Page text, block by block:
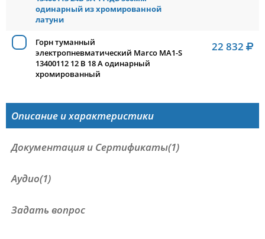
одинарный из хромированной
латуни
Горн туманный
электропневматический Marco MA1-S
13400112 12 В 18 А одинарный
хромированный
22 832
Описание и характеристики
Документация и Сертификаты(1)
Аудио(1)
Задать вопрос